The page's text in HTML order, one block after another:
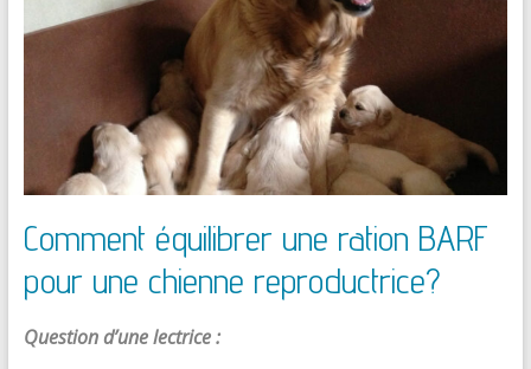
Comment équilibrer une ration BARF
pour une chienne reproductrice?
Question d’une lectrice :